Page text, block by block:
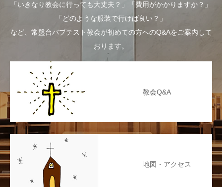
「いきなり教会に行っても大丈夫？」「費用がかかりますか？」
「どのような服装で行けば良い？」
など、常盤台バプテスト教会が初めての方へのQ&Aをご案内して
おります。
教会Q&A
地図・アクセス